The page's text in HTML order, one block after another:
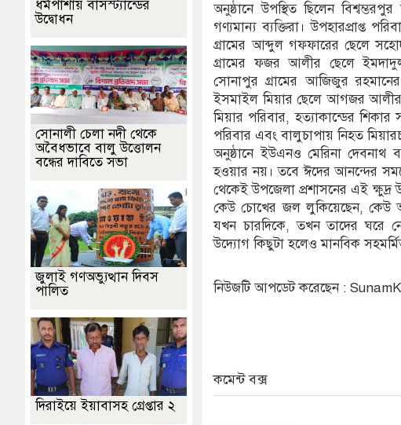
অনুষ্ঠানে উপস্থিত ছিলেন
গণ্যমান্য ব্যক্তিরা। উপহারপ্রাপ্ত
গ্রামের আব্দুল গফফারের ছেলে
গ্রামের ফজর আলীর ছেলে ইমদাদুল
সোনাপুর গ্রামের আজিজুর রহমানের
ইসমাইল মিয়ার ছেলে আগজর আলীর
মিয়ার পরিবার, হত্যাকান্ডের
পরিবার এবং বালুচাপায় নিহত
অনুষ্ঠানে ইউএনও মেরিনা
হওয়ার নয়। তবে ঈদের আনন্দের
থেকেই উপজেলা প্রশাসনের এই
কেউ চোখের জল লুকিয়েছেন, কেউ
যখন চারদিকে, তখন তাদের ঘরে
উদ্যোগ কিছুটা হলেও মানবিক
নিউজটি আপডেট করেছেন :
কমেন্ট বক্স
ধর্মপাশায় বাসস্ট্যান্ডের
উদ্বোধন
সোনালী চেলা নদী থেকে
অবৈধভাবে বালু উত্তোলন
বন্ধের দাবিতে সভা
জুলাই গণঅভ্যুত্থান দিবস
পালিত
দিরাইয়ে ইয়াবাসহ গ্রেপ্তার ২